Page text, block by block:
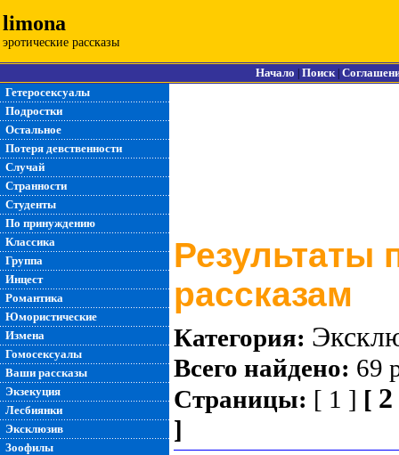
limona
эротические рассказы
Начало Поиск|
Гетеросексуалы
Подростки
Остальное
Потеря девственности
Случай
Странности
Студенты
По принуждению
Классика
Группа
Инцест
Романтика
Юмористические
Измена
Гомосексуалы
Ваши рассказы
Экзекуция
Лесбиянки
Эксклюзив
Зоофилы
Результаты
рассказам
Категория:
Всего найдено: 69
Страницы: [ 1 ] [ 2
]